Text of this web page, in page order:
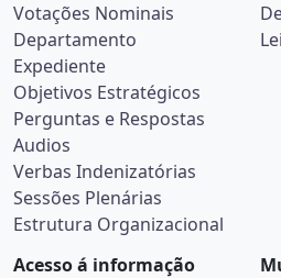
Votações Nominais
Departamento
Expediente
Objetivos Estratégicos
Perguntas e Respostas
Audios
Verbas Indenizatórias
Sessões Plenárias
Estrutura Organizacional
Acesso á informação